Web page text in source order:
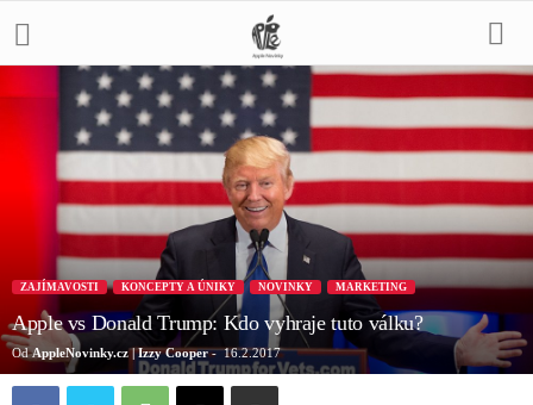
ZAJÍMAVOSTI KONCEPTY A ÚNIKY NOVINKY MARKETING
Apple vs Donald Trump: Kdo vyhraje tuto válku?
Od AppleNovinky.cz | Izzy Cooper- 16.2.2017